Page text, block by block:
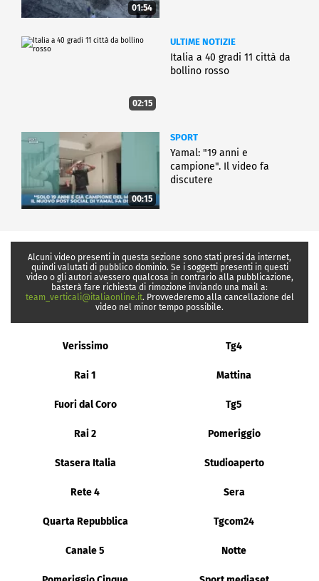
01:54
02:15
ULTIME NOTIZIE
Italia a 40 gradi 11 città da
bollino rosso
00:15
SPORT
Yamal: "19 anni e
campione". Il video fa
discutere
Alcuni video presenti in questa sezione sono stati presi da internet,
quindi valutati di pubblico dominio. Se i soggetti presenti in questi
video o gli autori avessero qualcosa in contrario alla pubblicazione,
basterà fare richiesta di rimozione inviando una mail a:
team_verticali@italiaonline.it. Provvederemo alla cancellazione del
video nel minor tempo possibile.
Verissimo Tg4
Rai 1 Mattina
Fuori dal Coro Tg5
Rai 2 Pomeriggio
Stasera Italia Studioaperto
Rete 4 Sera
Quarta Repubblica Tgcom24
Canale 5 Notte